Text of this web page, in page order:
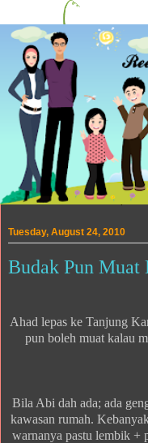
Tuesday, August 24, 2010
Budak Pun Muat
Ahad lepas ke Tanjung
pun boleh muat kalau
Bila Abi dah ada; ada
kawasan rumah.
warnanya pastu lembik +